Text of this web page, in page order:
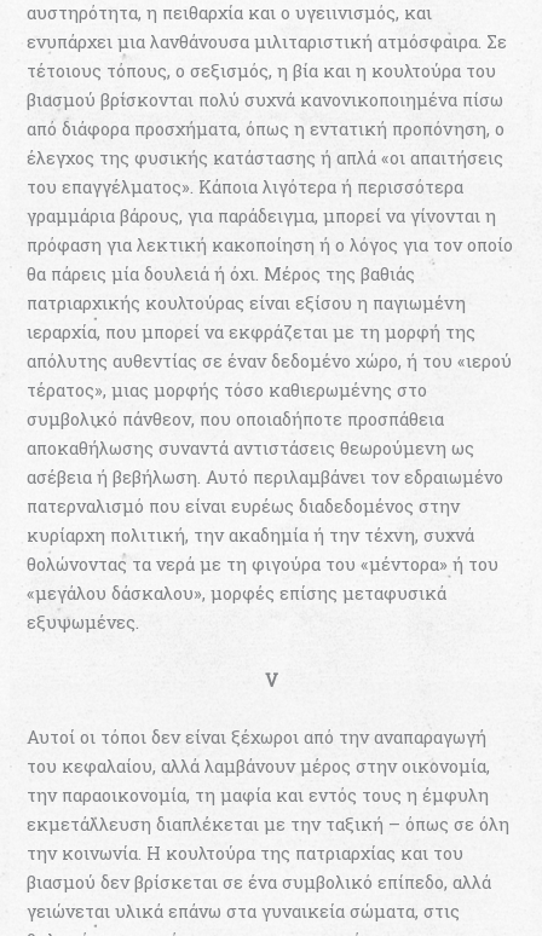
αυστηρότητα, η πειθαρχία και ο υγειινισμός, και
ενυπάρχει μια λανθάνουσα μιλιταριστική ατμόσφαιρα. Σε
τέτοιους τόπους, ο σεξισμός, η βία και η κουλτούρα του
βιασμού βρίσκονται πολύ συχνά κανονικοποιημένα πίσω
από διάφορα προσχήματα, όπως η εντατική προπόνηση, ο
έλεγχος της φυσικής κατάστασης ή απλά «οι απαιτήσεις
του επαγγέλματος». Κάποια λιγότερα ή περισσότερα
γραμμάρια βάρους, για παράδειγμα, μπορεί να γίνονται η
πρόφαση για λεκτική κακοποίηση ή ο λόγος για τον οποίο
θα πάρεις μία δουλειά ή όχι. Μέρος της βαθιάς
πατριαρχικής κουλτούρας είναι εξίσου η παγιωμένη
ιεραρχία, που μπορεί να εκφράζεται με τη μορφή της
απόλυτης αυθεντίας σε έναν δεδομένο χώρο, ή του «ιερού
τέρατος», μιας μορφής τόσο καθιερωμένης στο
συμβολικό πάνθεον, που οποιαδήποτε προσπάθεια
αποκαθήλωσης συναντά αντιστάσεις θεωρούμενη ως
ασέβεια ή βεβήλωση. Αυτό περιλαμβάνει τον εδραιωμένο
πατερναλισμό που είναι ευρέως διαδεδομένος στην
κυρίαρχη πολιτική, την ακαδημία ή την τέχνη, συχνά
θολώνοντας τα νερά με τη φιγούρα του «μέντορα» ή του
«μεγάλου δάσκαλου», μορφές επίσης μεταφυσικά
εξυψωμένες.
V
Αυτοί οι τόποι δεν είναι ξέχωροι από την αναπαραγωγή
του κεφαλαίου, αλλά λαμβάνουν μέρος στην οικονομία,
την παραοικονομία, τη μαφία και εντός τους η έμφυλη
εκμετάλλευση διαπλέκεται με την ταξική – όπως σε όλη
την κοινωνία. Η κουλτούρα της πατριαρχίας και του
βιασμού δεν βρίσκεται σε ένα συμβολικό επίπεδο, αλλά
γειώνεται υλικά επάνω στα γυναικεία σώματα, στις